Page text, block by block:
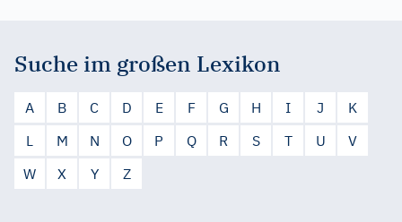
Suche im großen Lexikon
A B C D E F G H I J
K
L
M N O P Q R S T U
V
W
X Y Z